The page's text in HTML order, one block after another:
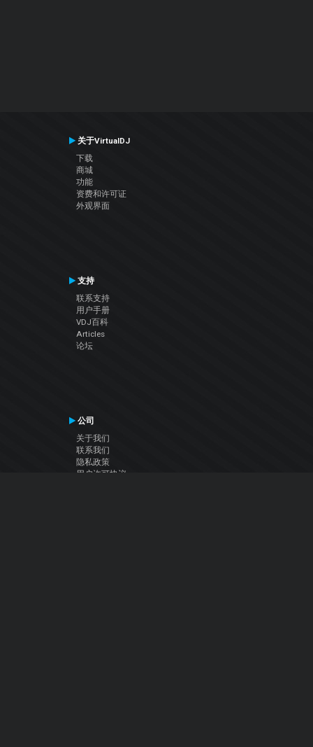
关于VirtualDJ
下载
商城
功能
资费和许可证
外观界面
支持
联系支持
用户手册
VDJ百科
Articles
论坛
公司
关于我们
联系我们
隐私政策
用户许可协议